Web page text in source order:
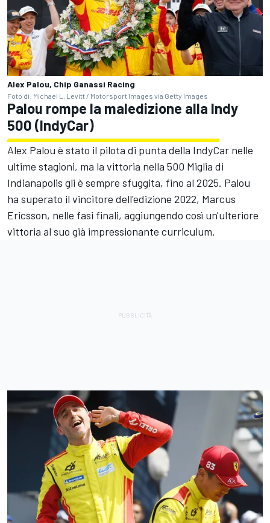
Alex Palou, Chip Ganassi Racing
Foto di: Michael L. Levitt / Motorsport Images via Getty Images
Palou rompe la maledizione alla Indy
500 (IndyCar)
Alex Palou è stato il pilota di punta della IndyCar nelle
ultime stagioni, ma la vittoria nella 500 Miglia di
Indianapolis gli è sempre sfuggita, fino al 2025. Palou
ha superato il vincitore dell'edizione 2022, Marcus
Ericsson, nelle fasi finali, aggiungendo così un'ulteriore
vittoria al suo già impressionante curriculum.